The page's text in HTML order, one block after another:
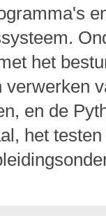
het
verwerken
en de
het